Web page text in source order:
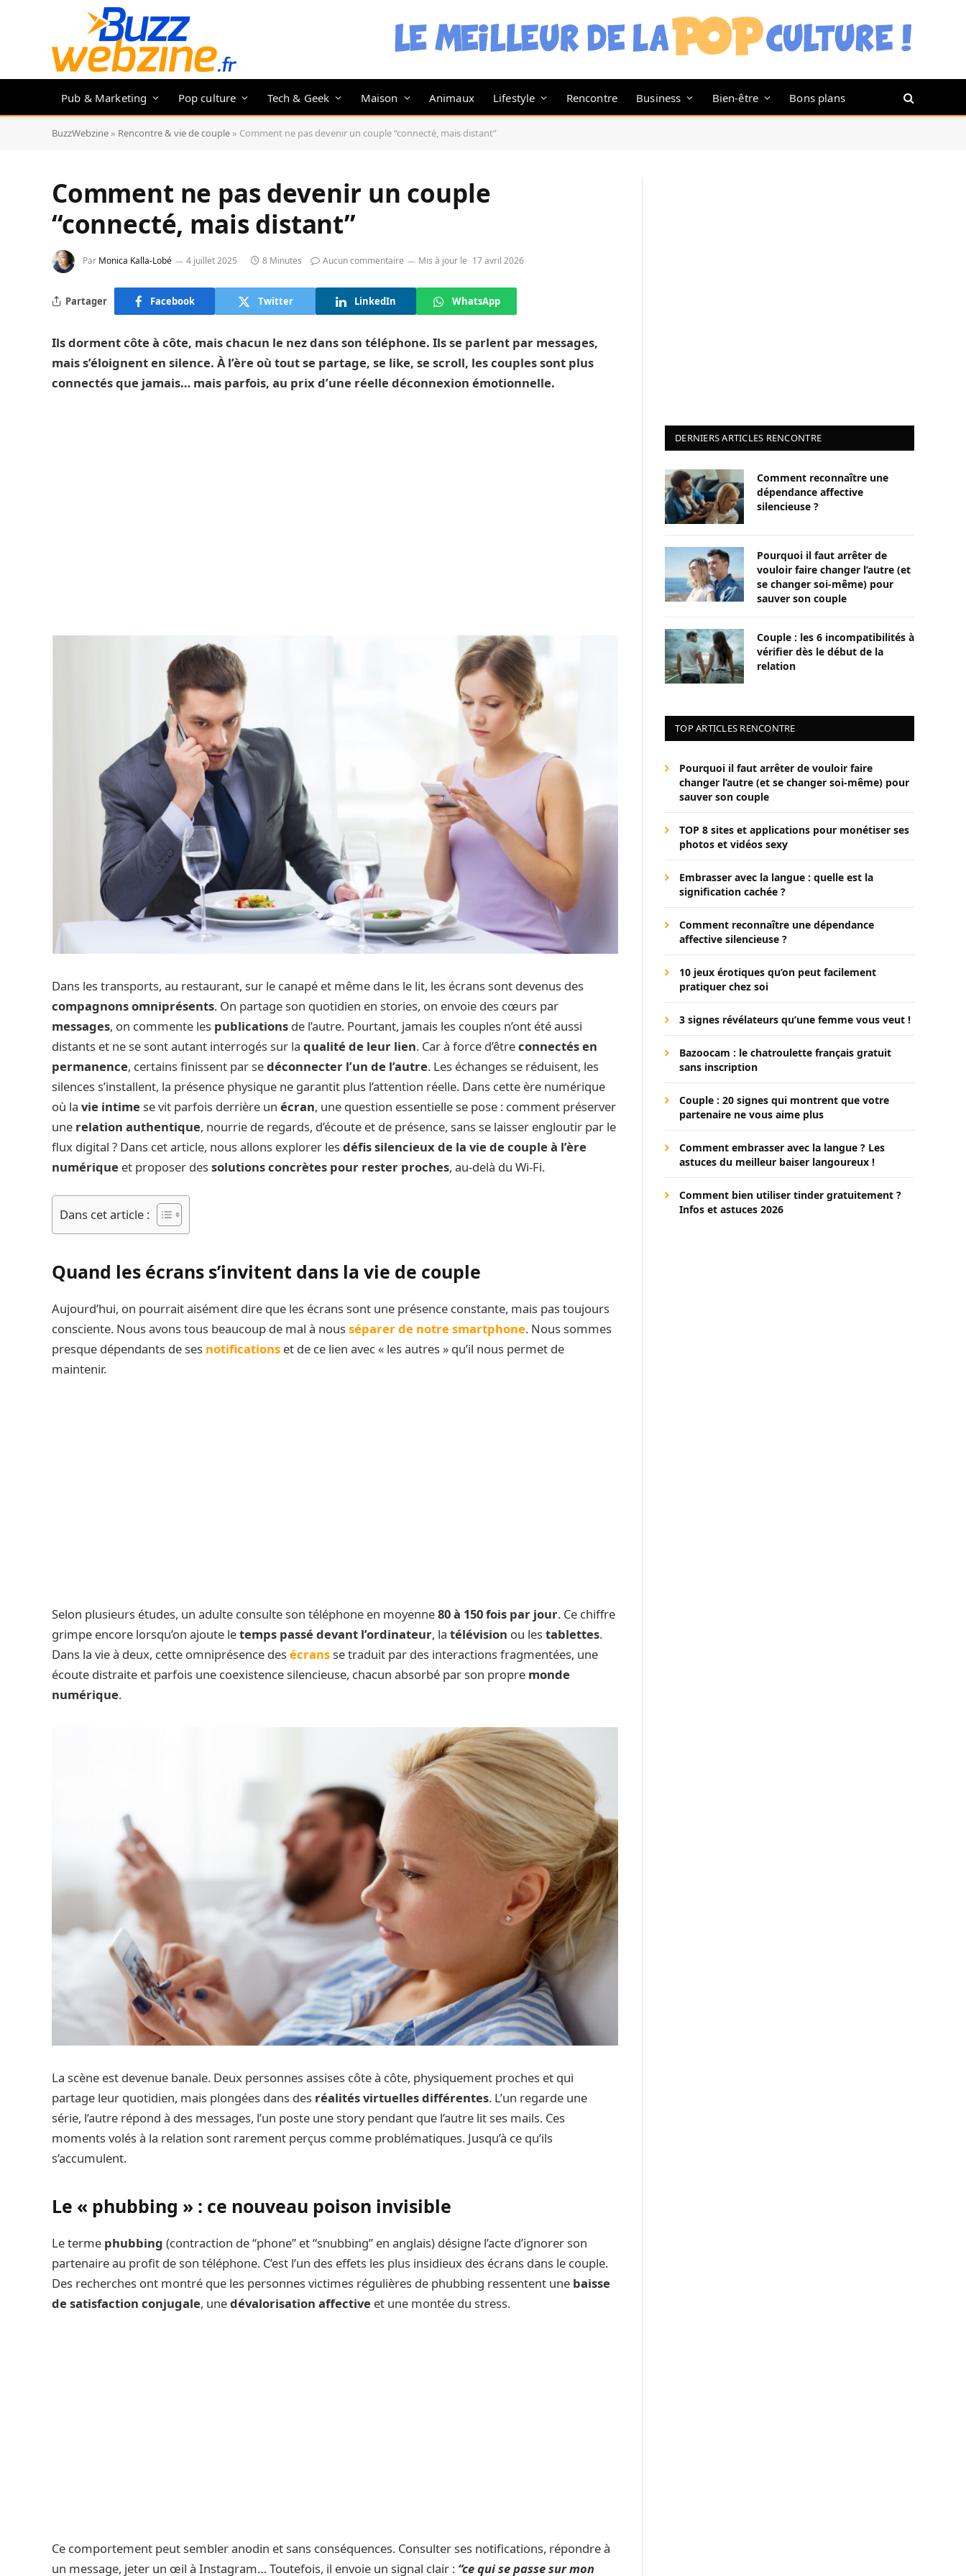
Pub & Marketing Pop culture Tech & Geek Maison Animaux Lifestyle Rencontre Business Bien-être Bons plans
BuzzWebzine » Rencontre & vie de couple » Comment ne pas devenir un couple “connecté, mais distant”
Comment ne pas devenir un couple
“connecté, mais distant”
Par Monica Kalla-Lobé 4 juillet 2025 8 Minutes Aucun commentaire Mis à jour le 17 avril 2026
Partager Facebook Twitter LinkedIn WhatsApp
Ils dorment côte à côte, mais chacun le nez dans son téléphone. Ils se parlent par messages,
mais s’éloignent en silence. À l’ère où tout se partage, se like, se scroll, les couples sont plus
connectés que jamais… mais parfois, au prix d’une réelle déconnexion émotionnelle.
Dans les transports, au restaurant, sur le canapé et même dans le lit, les écrans sont devenus des
compagnons omniprésents. On partage son quotidien en stories, on envoie des cœurs par
messages, on commente les publications de l’autre. Pourtant, jamais les couples n’ont été aussi
distants et ne se sont autant interrogés sur la qualité de leur lien. Car à force d’êtreconnectés en
permanence, certains finissent par sedéconnecter l’un de l’autre. Les échanges se réduisent, les
silences s’installent, la présence physique ne garantit plus l’attention réelle. Dans cette ère numérique
où la vie intime se vit parfois derrière un écran, une question essentielle se pose : comment préserver
une relation authentique, nourrie de regards, d’écoute et de présence, sans se laisser engloutir par le
flux digital ? Dans cet article, nous allons explorer lesdéfis silencieux de la vie de couple à l’ère
numérique et proposer dessolutions concrètes pour rester proches, au-delà du Wi-Fi.
Dans cet article :
Quand les écrans s’invitent dans la vie de couple
Aujourd’hui, on pourrait aisément dire que les écrans sont une présence constante, mais pas toujours
consciente. Nous avons tous beaucoup de mal à nousséparer de notre smartphone. Nous sommes
presque dépendants de ses notifications et de ce lien avec « les autres » qu’il nous permet de
maintenir.
Selon plusieurs études, un adulte consulte son téléphone en moyenne80 à 150 fois par jour. Ce chiffre
grimpe encore lorsqu’on ajoute letemps passé devant l’ordinateur, la télévision ou lestablettes.
Dans la vie à deux, cette omniprésence desécransse traduit par des interactions fragmentées, une
écoute distraite et parfois une coexistence silencieuse, chacun absorbé par son propre monde
numérique.
La scène est devenue banale. Deux personnes assises côte à côte, physiquement proches et qui
partage leur quotidien, mais plongées dans des réalités virtuelles différentes. L’un regarde une
série, l’autre répond à des messages, l’un poste une story pendant que l’autre lit ses mails. Ces
moments volés à la relation sont rarement perçus comme problématiques. Jusqu’à ce qu’ils
s’accumulent.
Le « phubbing » : ce nouveau poison invisible
Le terme phubbing (contraction de “phone” et “snubbing” en anglais) désigne l’acte d’ignorer son
partenaire au profit de son téléphone. C’est l’un des effets les plus insidieux des écrans dans le couple.
Des recherches ont montré que les personnes victimes régulières de phubbing ressentent une baisse
de satisfaction conjugale, unedévalorisation affective et une montée du stress.
Ce comportement peut sembler anodin et sans conséquences. Consulter ses notifications, répondre à
un message, jeter un œil à Instagram… Toutefois, il envoie un signal clair : “ce qui se passe sur mon
DERNIERS ARTICLES RENCONTRE
Comment reconnaître une
dépendance affective
silencieuse ?
Pourquoi il faut arrêter de
vouloir faire changer l’autre (et
se changer soi-même) pour
sauver son couple
Couple : les 6 incompatibilités à
vérifier dès le début de la
relation
TOP ARTICLES RENCONTRE
Pourquoi il faut arrêter de vouloir faire
changer l’autre (et se changer soi-même) pour
sauver son couple
TOP 8 sites et applications pour monétiser ses
photos et vidéos sexy
Embrasser avec la langue : quelle est la
signification cachée ?
Comment reconnaître une dépendance
affective silencieuse ?
10 jeux érotiques qu’on peut facilement
pratiquer chez soi
3 signes révélateurs qu’une femme vous veut !
Bazoocam : le chatroulette français gratuit
sans inscription
Couple : 20 signes qui montrent que votre
partenaire ne vous aime plus
Comment embrasser avec la langue ? Les
astuces du meilleur baiser langoureux !
Comment bien utiliser tinder gratuitement ?
Infos et astuces 2026